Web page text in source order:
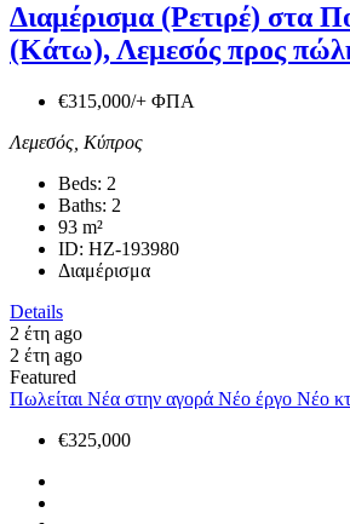
Διαμέρισμα (Ρετιρέ) στα
(Κάτω), Λεμεσός προς
€315,000/+ ΦΠΑ
Λεμεσός, Κύπρος
Beds: 2
Baths: 2
93 m²
ID: HZ-193980
Διαμέρισμα
Details
2 έτη ago
2 έτη ago
Featured
Πωλείται Νέα στην αγορά Νέο έργο Νέο
€325,000